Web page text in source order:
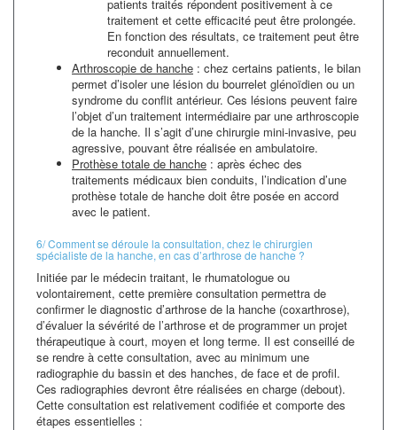
patients traités répondent positivement à ce
traitement et cette efficacité peut être prolongée.
En fonction des résultats, ce traitement peut être
reconduit annuellement.
Arthroscopie de hanche : chez certains patients, le bilan
permet d’isoler une lésion du bourrelet glénoïdien ou un
syndrome du conflit antérieur. Ces lésions peuvent faire
l’objet d’un traitement intermédiaire par une arthroscopie
de la hanche. Il s’agit d’une chirurgie mini-invasive, peu
agressive, pouvant être réalisée en ambulatoire.
Prothèse totale de hanche : après échec des
traitements médicaux bien conduits, l’indication d’une
prothèse totale de hanche doit être posée en accord
avec le patient.
6/ Comment se déroule la consultation, chez le chirurgien
spécialiste de la hanche, en cas d’arthrose de hanche ?
Initiée par le médecin traitant, le rhumatologue ou
volontairement, cette première consultation permettra de
confirmer le diagnostic d’arthrose de la hanche (coxarthrose),
d’évaluer la sévérité de l’arthrose et de programmer un projet
thérapeutique à court, moyen et long terme. Il est conseillé de
se rendre à cette consultation, avec au minimum une
radiographie du bassin et des hanches, de face et de profil.
Ces radiographies devront être réalisées en charge (debout).
Cette consultation est relativement codifiée et comporte des
étapes essentielles :